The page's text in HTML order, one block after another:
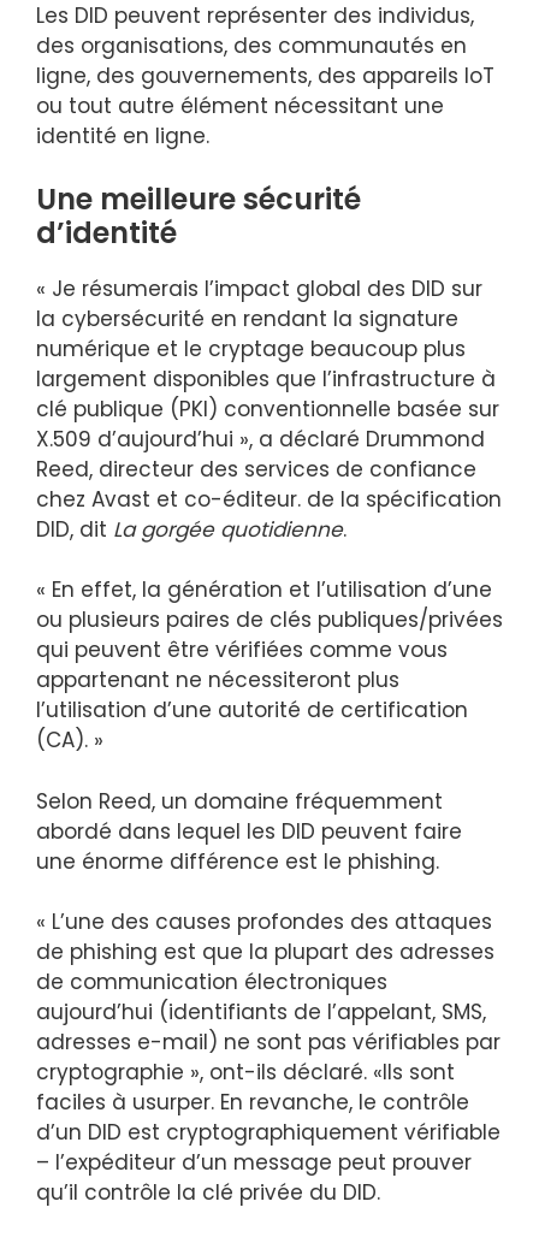
Les DID peuvent représenter des individus,
des organisations, des communautés en
ligne, des gouvernements, des appareils IoT
ou tout autre élément nécessitant une
identité en ligne.
Une meilleure sécurité
d’identité
« Je résumerais l’impact global des DID sur
la cybersécurité en rendant la signature
numérique et le cryptage beaucoup plus
largement disponibles que l’infrastructure à
clé publique (PKI) conventionnelle basée sur
X.509 d’aujourd’hui », a déclaré Drummond
Reed, directeur des services de confiance
chez Avast et co-éditeur. de la spécification
DID, dit La gorgée quotidienne.
« En effet, la génération et l’utilisation d’une
ou plusieurs paires de clés publiques/privées
qui peuvent être vérifiées comme vous
appartenant ne nécessiteront plus
l’utilisation d’une autorité de certification
(CA). »
Selon Reed, un domaine fréquemment
abordé dans lequel les DID peuvent faire
une énorme différence est le phishing.
« L’une des causes profondes des attaques
de phishing est que la plupart des adresses
de communication électroniques
aujourd’hui (identifiants de l’appelant, SMS,
adresses e-mail) ne sont pas vérifiables par
cryptographie », ont-ils déclaré. «Ils sont
faciles à usurper. En revanche, le contrôle
d’un DID est cryptographiquement vérifiable
– l’expéditeur d’un message peut prouver
qu’il contrôle la clé privée du DID.